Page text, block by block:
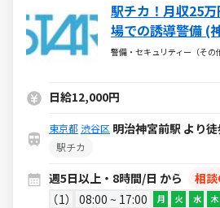
駅チカ！月収25
場での誘導警備 (
警備・セキュリティー（その
日給12,000円
東京都 渋谷区 明治神宮前駅 より
駅チカ
週5日以上・8時間/日 から
相
1
08:00 ~ 17:00 月 火 水 木